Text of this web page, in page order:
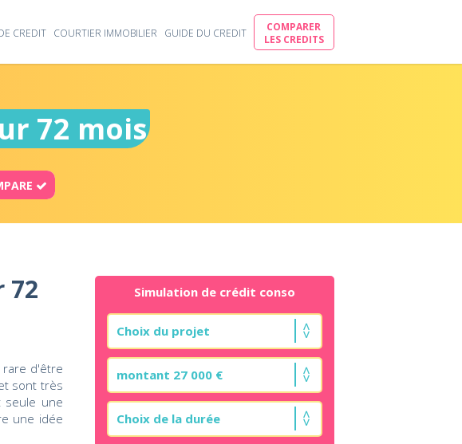
CREDIT COURTIER IMMOBILIER GUIDE DU CREDIT
COMPARER
LES CREDITS
72 mois
72
d'être
sont très
une
une idée
Simulation de crédit conso